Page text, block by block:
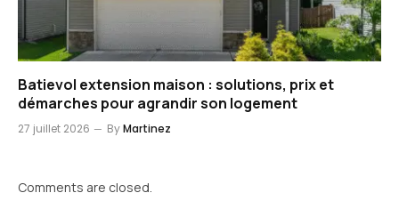
Batievol extension maison : solutions, prix et
démarches pour agrandir son logement
27 juillet 2026 ByMartinez
Comments are closed.